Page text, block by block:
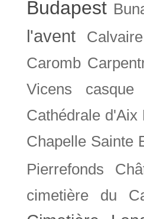
Budapest
l'avent Calvaire
Caromb
Vicens casque
Cathédrale d'Aix
Chapelle Sainte
Pierrefonds
cimetière du